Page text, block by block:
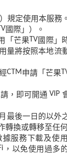
規定使用本服務
TV國際」）。
「芒果 TV國際」
量將按照本地流
CTM申請「芒果
，即可開通 VIP
最後一日的以外
換或轉移至任
服務下載及使
，以免使用過多